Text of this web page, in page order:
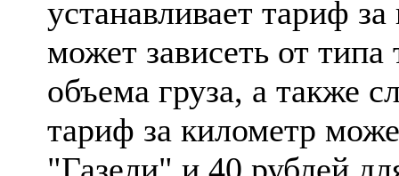
устанавливает тариф
может зависеть от типа
объема груза, а также
тариф за километр
"Газели" и 40 рублей